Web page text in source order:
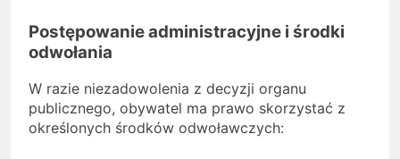
Postępowanie administracyjne i środki
odwołania
W razie niezadowolenia z decyzji organu
publicznego, obywatel ma prawo skorzystać z
określonych środków odwoławczych: